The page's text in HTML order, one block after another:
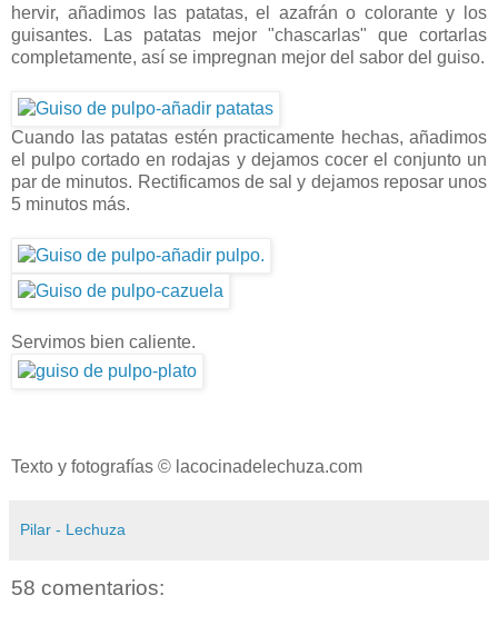
hervir, añadimos las patatas, el azafrán o colorante y los
guisantes. Las patatas mejor "chascarlas" que cortarlas
completamente, así se impregnan mejor del sabor del guiso.
Cuando las patatas estén practicamente hechas, añadimos
el pulpo cortado en rodajas y dejamos cocer el conjunto un
par de minutos. Rectificamos de sal y dejamos reposar unos
5 minutos más.
Servimos bien caliente.
Texto y fotografías © lacocinadelechuza.com
Pilar - Lechuza
58 comentarios: